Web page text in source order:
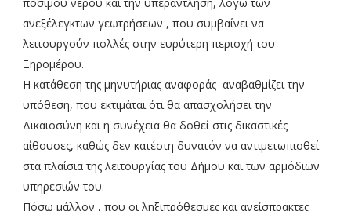
ανεξέλεγκτων γεωτρήσεων , που συμβαίνει να
λειτουργούν πολλές στην ευρύτερη περιοχή του
Ξηρομέρου.
Η κατάθεση της μηνυτήριας αναφοράς αναβαθμίζει την
υπόθεση, που εκτιμάται ότι θα απασχολήσει την
Δικαιοσύνη και η συνέχεια θα δοθεί στις δικαστικές
αίθουσες, καθώς δεν κατέστη δυνατόν να αντιμετωπισθεί
στα πλαίσια της λειτουργίας του Δήμου και των αρμόδιων
υπηρεσιών του.
Πόσω μάλλον , που οι ληξιπρόθεσμες και ανείσπρακτες